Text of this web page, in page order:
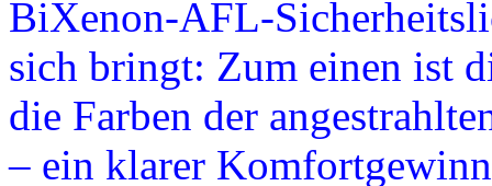
BiXenon-AFL-
sich bringt: Zum einen ist
die Farben der
– ein klarer